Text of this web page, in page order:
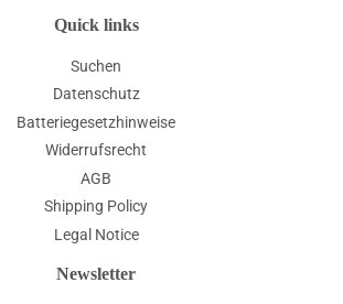
Quick links
Suchen
Datenschutz
Batteriegesetzhinweise
Widerrufsrecht
AGB
Shipping Policy
Legal Notice
Newsletter